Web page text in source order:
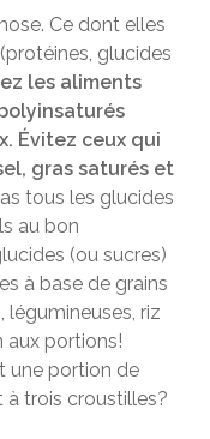
Ce dont elles
glucides
les aliments
Évitez ceux qui
gras saturés et
tous les glucides
au bon
(ou sucres)
à base de grains
légumineuses, riz
aux portions!
une portion de
à trois croustilles?